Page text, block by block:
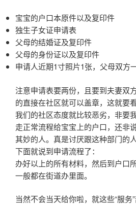
宝宝的户口本原件以及复印件
独生子女证申请表
父母的结婚证及复印件
父母的身份证以及复印件
申请人近期1寸照片1张，父母双方
注意申请表要两份，且要到夫妻双
的直接在社区就可以盖章，这就要
我们的社区态度就比较恶劣，非要
走正常流程给宝宝上的户口，还非
其妙的人。真是讨厌跟这种部门的
下面就说到申请流程了：
办好以上的所有材料，然后到户口
一般都在街道办里面。
当然不会当天给你啦，就这些“服务